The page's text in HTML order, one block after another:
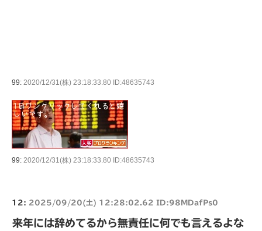
99: 2020/12/31(株) 23:18:33.80 ID:48635743
99: 2020/12/31(株) 23:18:33.80 ID:48635743
12: 2025/09/20(土) 12:28:02.62 ID:98MDafPs0
来年には辞めてるから無責任に何でも言えるよな